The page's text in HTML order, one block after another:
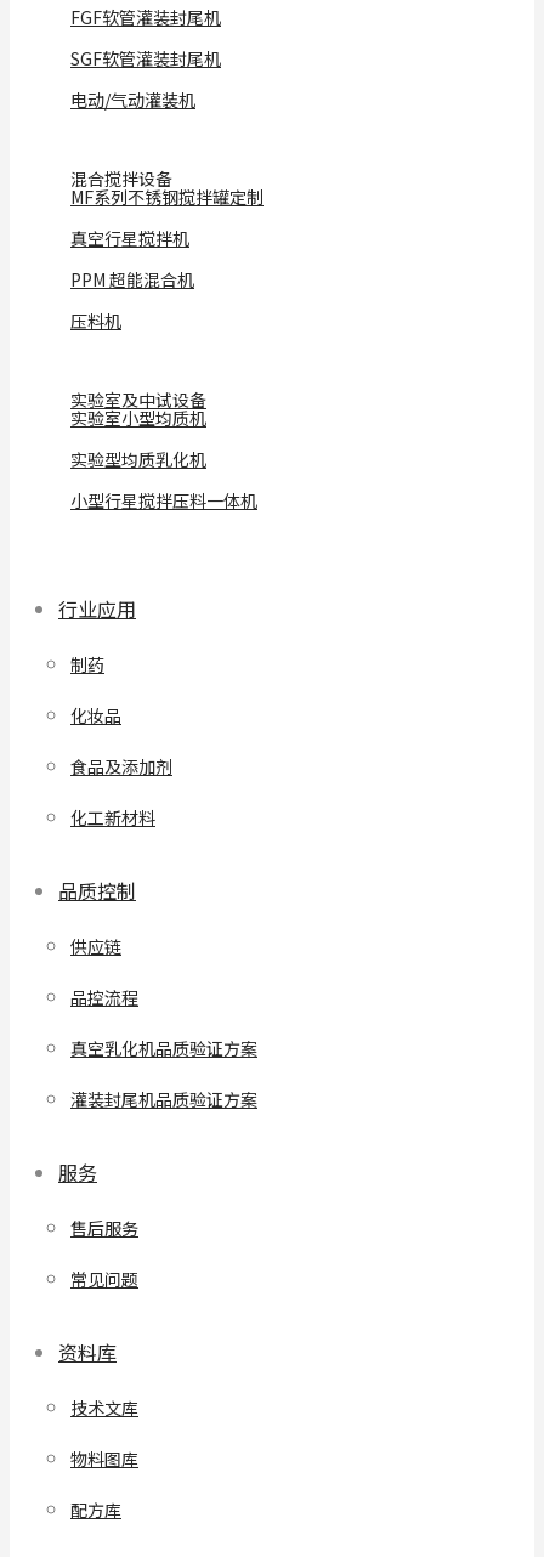
FGF软管灌装封尾机
SGF软管灌装封尾机
电动/气动灌装机
混合搅拌设备
MF系列不锈钢搅拌罐定制
真空行星搅拌机
PPM 超能混合机
压料机
实验室及中试设备
实验室小型均质机
实验型均质乳化机
小型行星搅拌压料一体机
行业应用
制药
化妆品
食品及添加剂
化工新材料
品质控制
供应链
品控流程
真空乳化机品质验证方案
灌装封尾机品质验证方案
服务
售后服务
常见问题
资料库
技术文库
物料图库
配方库